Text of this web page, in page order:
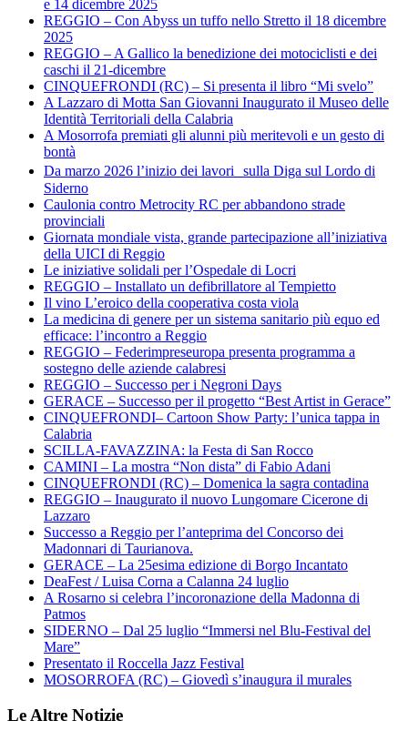
e 14 dicembre 2025
REGGIO – Con Abyss un tuffo nello Stretto il 18 dicembre
2025
REGGIO – A Gallico la benedizione dei motociclisti e dei
caschi il 21-dicembre
CINQUEFRONDI (RC) – Si presenta il libro “Mi svelo”
A Lazzaro di Motta San Giovanni Inaugurato il Museo delle
Identità Territoriali della Calabria
A Mosorrofa premiati gli alunni più meritevoli e un gesto di
bontà
Da marzo 2026 l’inizio dei lavori sulla Diga sul Lordo di
Siderno
Caulonia contro Metrocity RC per abbandono strade
provinciali
Giornata mondiale vista, grande partecipazione all’iniziativa
della UICI di Reggio
Le iniziative solidali per l’Ospedale di Locri
REGGIO – Installato un defibrillatore al Tempietto
Il vino L’eroico della cooperativa costa viola
La medicina di genere per un sistema sanitario più equo ed
efficace: l’incontro a Reggio
REGGIO – Federimpreseuropa presenta programma a
sostegno delle aziende calabresi
REGGIO – Successo per i Negroni Days
GERACE – Successo per il progetto “Best Artist in Gerace”
CINQUEFRONDI– Cartoon Show Party: l’unica tappa in
Calabria
SCILLA-FAVAZZINA: la Festa di San Rocco
CAMINI – La mostra “Non dista” di Fabio Adani
CINQUEFRONDI (RC) – Domenica la sagra contadina
REGGIO – Inaugurato il nuovo Lungomare Cicerone di
Lazzaro
Successo a Reggio per l’anteprima del Concorso dei
Madonnari di Taurianova.
GERACE – La 25esima edizione di Borgo Incantato
DeaFest / Luisa Corna a Calanna 24 luglio
A Rosarno si celebra l’incoronazione della Madonna di
Patmos
SIDERNO – Dal 25 luglio “Immersi nel Blu-Festival del
Mare”
Presentato il Roccella Jazz Festival
MOSORROFA (RC) – Giovedì s’inaugura il murales
Le Altre Notizie